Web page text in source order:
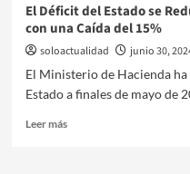
El Déficit del Estado se
con una Caída del 15%
soloactualidad junio 30,
El Ministerio de Hacienda
Estado a finales de mayo de
Leer más